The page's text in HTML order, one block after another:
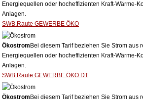
Energiequellen oder hocheffizienten Kraft-Wärme-
Anlagen.
SWB.Raute GEWERBE ÖKO
Ökostrom Bei diesem Tarif beziehen Sie Strom aus
Energiequellen oder hocheffizienten Kraft-Wärme-
Anlagen.
SWB.Raute GEWERBE ÖKO DT
Ökostrom Bei diesem Tarif beziehen Sie Strom aus